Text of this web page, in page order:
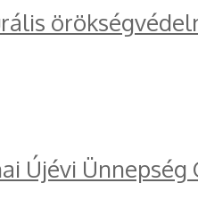
Újévi Ünnepség